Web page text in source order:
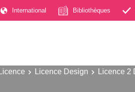
International Bibliothèques
Licence Design Licence 2